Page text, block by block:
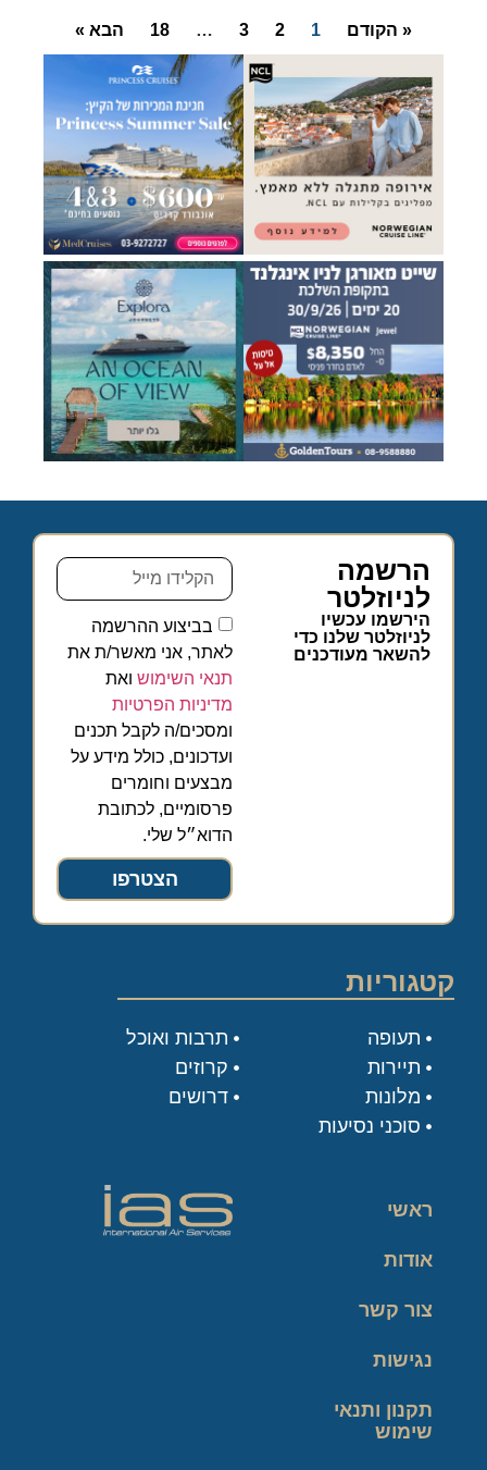
« הקודם 1
2
3
…
18 הבא »
הרשמה
לניוזלטר
הירשמו עכשיו
לניוזלטר שלנו כדי
להשאר מעודכנים
בביצוע ההרשמה
לאתר, אני מאשר/ת את
תנאי השימוש ואת
מדיניות הפרטיות
ומסכים/ה לקבל תכנים
ועדכונים, כולל מידע על
מבצעים וחומרים
פרסומיים, לכתובת
הדוא״ל שלי.
הצטרפו
קטגוריות
תעופה
תיירות
מלונות
סוכני נסיעות
תרבות ואוכל
קרוזים
דרושים
ראשי
אודות
צור קשר
נגישות
תקנון ותנאי
שימוש